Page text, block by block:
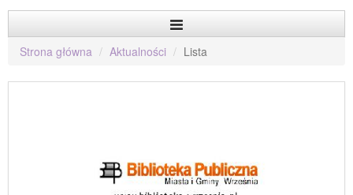
Strona główna Aktualności Lista